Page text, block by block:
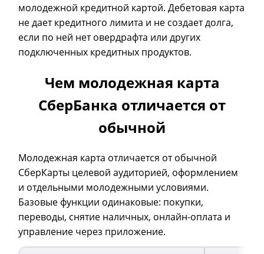
молодежной кредитной картой. Дебетовая карта
не дает кредитного лимита и не создает долга,
если по ней нет овердрафта или других
подключенных кредитных продуктов.
Чем молодежная карта
СберБанка отличается от
обычной
Молодежная карта отличается от обычной
СберКарты целевой аудиторией, оформлением
и отдельными молодежными условиями.
Базовые функции одинаковые: покупки,
переводы, снятие наличных, онлайн-оплата и
управление через приложение.